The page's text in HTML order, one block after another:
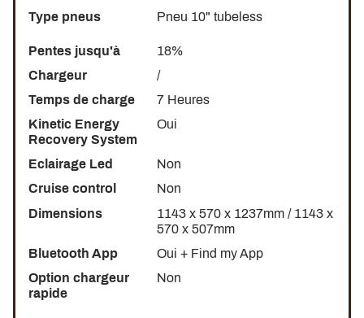
Type pneus
Pneu 10" tubeless
Pentes jusqu'à
18%
Chargeur
/
Temps de charge
7 Heures
Kinetic Energy
Recovery System
Oui
Eclairage Led
Non
Cruise control
Non
Dimensions
1143 x 570 x 1237mm / 1143 x
570 x 507mm
Bluetooth App
Oui + Find my App
Option chargeur
rapide
Non